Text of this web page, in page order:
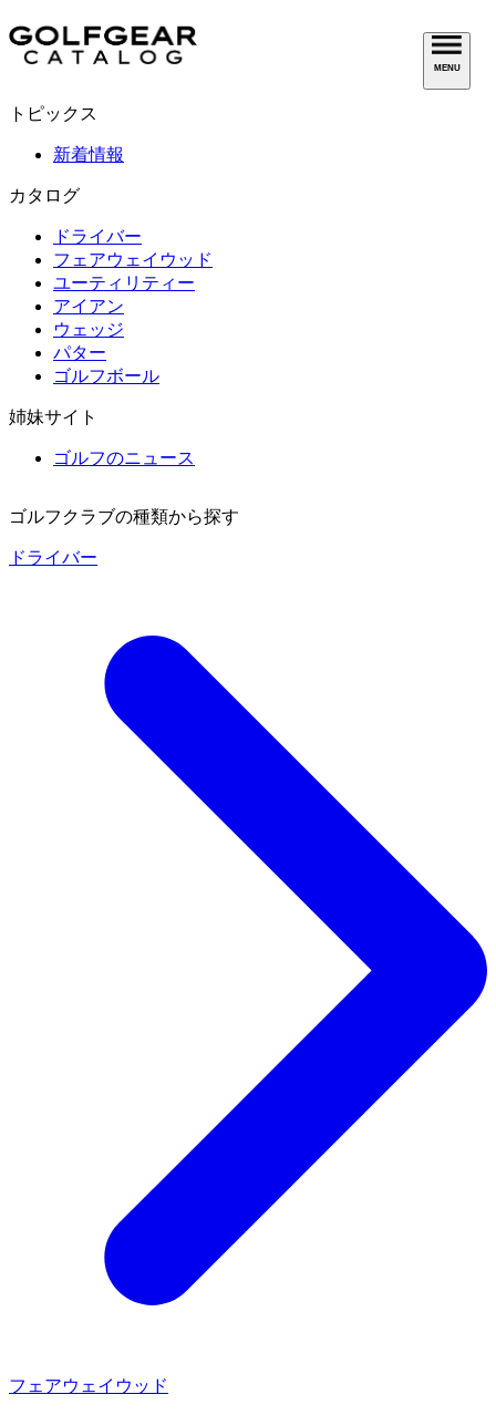
MENU
トピックス
新着情報
カタログ
ドライバー
フェアウェイウッド
ユーティリティー
アイアン
ウェッジ
パター
ゴルフボール
姉妹サイト
ゴルフのニュース
ゴルフクラブの種類から探す
ドライバー
フェアウェイウッド